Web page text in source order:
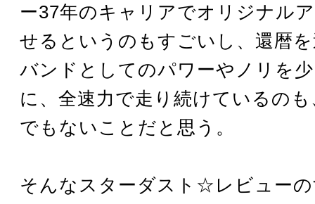
ー37年のキャリアでオリジナル
せるというのもすごいし、還暦
バンドとしてのパワーやノリを
に、全速力で走り続けているの
でもないことだと思う。
そんなスターダスト☆レビュー